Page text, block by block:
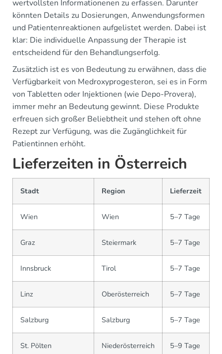
wertvollsten Informationenen zu erfassen. Darunter
könnten Details zu Dosierungen, Anwendungsformen
und Patientenreaktionen aufgelistet werden. Dabei ist
klar: Die individuelle Anpassung der Therapie ist
entscheidend für den Behandlungserfolg.
Zusätzlich ist es von Bedeutung zu erwähnen, dass die
Verfügbarkeit von Medroxyprogesteron, sei es in Form
von Tabletten oder Injektionen (wie Depo-Provera),
immer mehr an Bedeutung gewinnt. Diese Produkte
erfreuen sich großer Beliebtheit und stehen oft ohne
Rezept zur Verfügung, was die Zugänglichkeit für
Patientinnen erhöht.
Lieferzeiten in Österreich
Stadt Region Lieferzeit
Wien Wien 5–7 Tage
Graz Steiermark 5–7 Tage
Innsbruck Tirol 5–7 Tage
Linz Oberösterreich 5–7 Tage
Salzburg Salzburg 5–7 Tage
St. Pölten Niederösterreich 5–9 Tage